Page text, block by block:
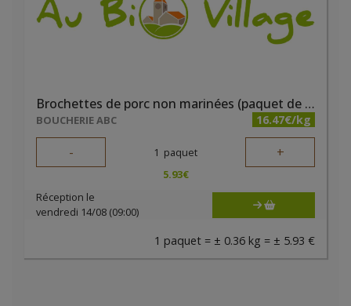
Brochettes de porc non marinées (paquet de 2 pièces)
BOUCHERIE ABC 16.47€/kg
- 1 paquet +
5.93€
Réception le
vendredi 14/08 (09:00)
1 paquet = ± 0.36 kg = ± 5.93 €